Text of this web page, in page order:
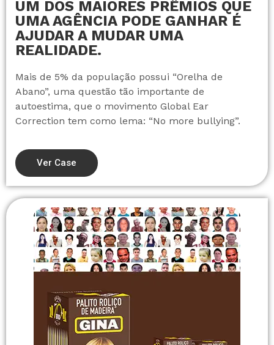
UM DOS MAIORES PRÊMIOS QUE
UMA AGÊNCIA PODE GANHAR É
AJUDAR A MUDAR UMA
REALIDADE.
Mais de 5% da população possui “Orelha de
Abano”, uma questão tão importante de
autoestima, que o movimento Global Ear
Correction tem como lema: “No more bullying”.
Ver Case